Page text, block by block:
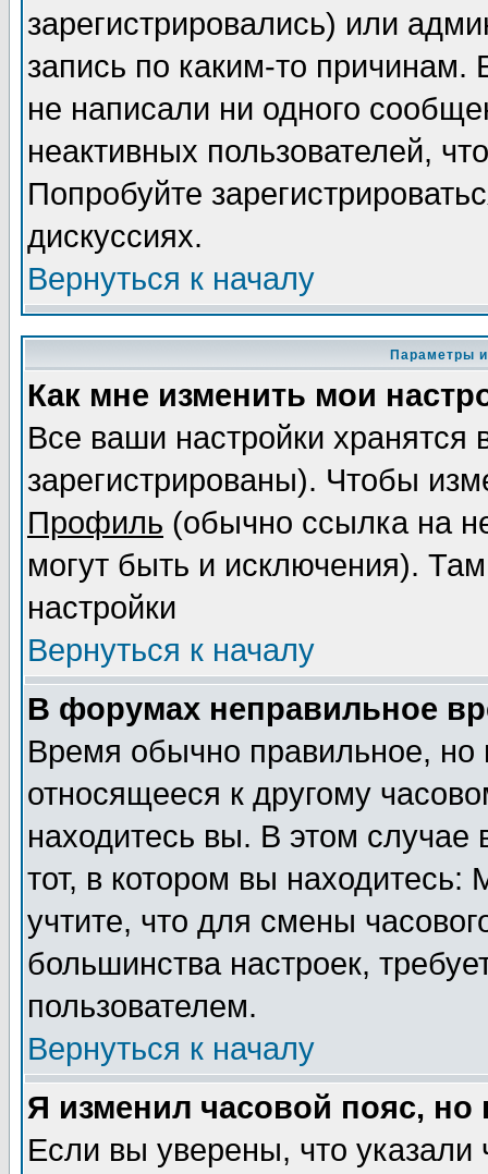
зарегистрировались) или
запись по каким-то
не написали ни одного
неактивных пользователей,
Попробуйте
дискуссиях.
Вернуться к началу
Параметры
Как мне изменить мои
Все ваши настройки
зарегистрированы). Чтобы
Профиль (обычно ссылка на
могут быть и исключения).
настройки
Вернуться к началу
В форумах неправильное
Время обычно правильное,
относящееся к другому
находитесь вы. В этом
тот, в котором вы
учтите, что для смены
большинства настроек,
пользователем.
Вернуться к началу
Я изменил часовой пояс,
Если вы уверены, что указали